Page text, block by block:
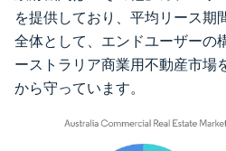
を提供しており、平均リース期
全体として、エンドユーザーの
ーストラリア商業用不動産市場
から守っています。